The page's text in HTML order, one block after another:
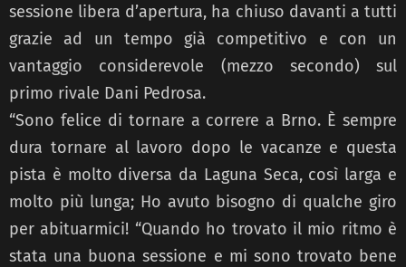
sessione libera d’apertura, ha chiuso davanti a tutti
grazie ad un tempo già competitivo e con un
vantaggio considerevole (mezzo secondo) sul
primo rivale Dani Pedrosa.
“Sono felice di tornare a correre a Brno. È sempre
dura tornare al lavoro dopo le vacanze e questa
pista è molto diversa da Laguna Seca, così larga e
molto più lunga; Ho avuto bisogno di qualche giro
per abituarmici! “Quando ho trovato il mio ritmo è
stata una buona sessione e mi sono trovato bene